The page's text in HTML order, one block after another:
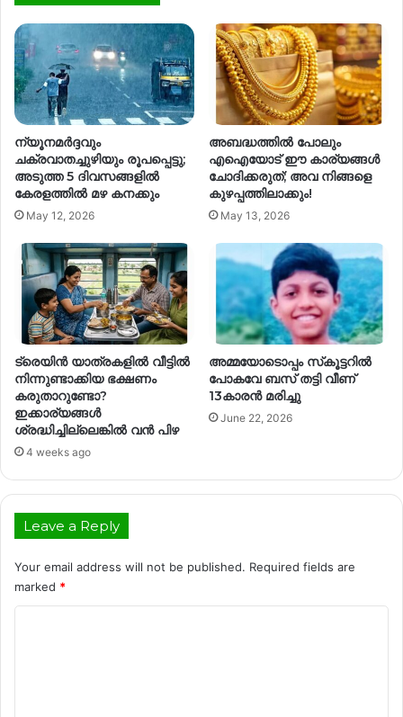
ന്യൂനമർദ്ദവും
ചക്രവാതച്ചുഴിയും രൂപപ്പെട്ടു;
അടുത്ത 5 ദിവസങ്ങളിൽ
കേരളത്തിൽ മഴ കനക്കും
May 12, 2026
അബദ്ധത്തിൽ പോലും
എഐയോട് ഈ കാര്യങ്ങൾ
ചോദിക്കരുത്; അവ നിങ്ങളെ
കുഴപ്പത്തിലാക്കും!
May 13, 2026
ട്രെയിൻ യാത്രകളിൽ വീട്ടിൽ
നിന്നുണ്ടാക്കിയ ഭക്ഷണം
കരുതാറുണ്ടോ?
ഇക്കാര്യങ്ങൾ
ശ്രദ്ധിച്ചില്ലെങ്കിൽ വൻ പിഴ
4 weeks ago
അമ്മയോടൊപ്പം സ്‌കൂട്ടറില്‍
പോകവേ ബസ് തട്ടി വീണ്
13കാരന്‍ മരിച്ചു
June 22, 2026
Leave a Reply
Your email address will not be published. Required fields are
marked *